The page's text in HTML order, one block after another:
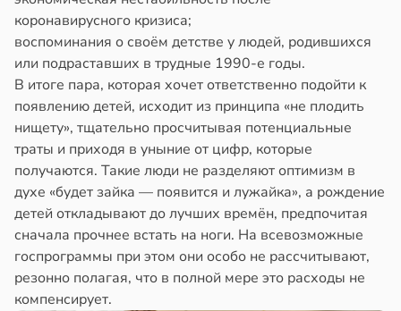
коронавирусного кризиса;
воспоминания о своём детстве у людей, родившихся
или подраставших в трудные 1990-е годы.
В итоге пара, которая хочет ответственно подойти к
появлению детей, исходит из принципа «не плодить
нищету», тщательно просчитывая потенциальные
траты и приходя в уныние от цифр, которые
получаются. Такие люди не разделяют оптимизм в
духе «будет зайка — появится и лужайка», а рождение
детей откладывают до лучших времён, предпочитая
сначала прочнее встать на ноги. На всевозможные
госпрограммы при этом они особо не рассчитывают,
резонно полагая, что в полной мере это расходы не
компенсирует.